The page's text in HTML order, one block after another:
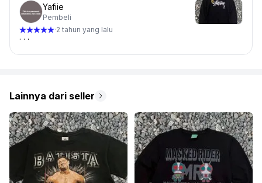
Lainnya dari seller
Yafiie
Pembeli
·2 tahun yang lalu
. . .